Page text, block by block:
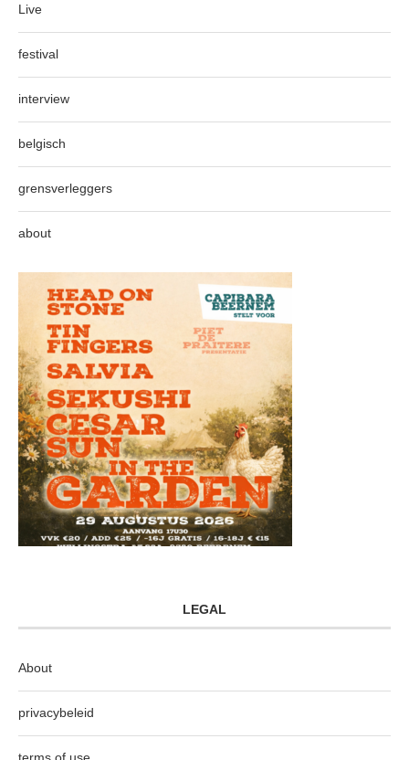
Live
festival
interview
belgisch
grensverleggers
about
LEGAL
About
privacybeleid